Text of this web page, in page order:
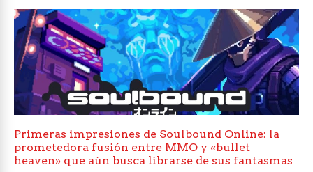
Primeras impresiones de Soulbound Online: la
prometedora fusión entre MMO y «bullet
heaven» que aún busca librarse de sus fantasmas